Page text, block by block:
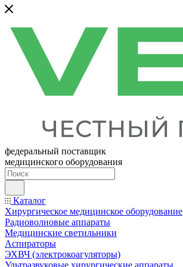
федеральный поставщик
медицинского оборудования
Каталог
Хирургическое медицинское оборудование
Радиоволновые аппараты
Медицинские светильники
Аспираторы
ЭХВЧ (электрокоагуляторы)
Ультразвуковые хирургические аппараты